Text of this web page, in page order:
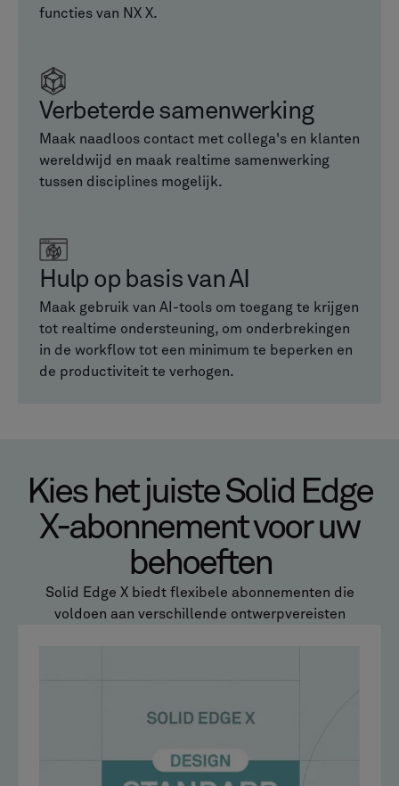
functies van NX X.
Verbeterde samenwerking
Maak naadloos contact met collega's en klanten
wereldwijd en maak realtime samenwerking
tussen disciplines mogelijk.
Hulp op basis van AI
Maak gebruik van AI-tools om toegang te krijgen
tot realtime ondersteuning, om onderbrekingen
in de workflow tot een minimum te beperken en
de productiviteit te verhogen.
Kies het juiste Solid Edge
X-abonnement voor uw
behoeften
Solid Edge X biedt flexibele abonnementen die
voldoen aan verschillende ontwerpvereisten